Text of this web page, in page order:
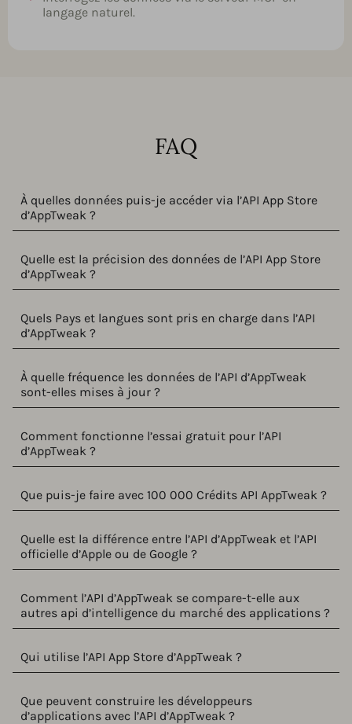
langage naturel.
FAQ
À quelles données puis-je accéder via l’API App Store
d’AppTweak ?
Quelle est la précision des données de l’API App Store
d’AppTweak ?
Quels Pays et langues sont pris en charge dans l’API
d’AppTweak ?
À quelle fréquence les données de l’API d’AppTweak
sont-elles mises à jour ?
Comment fonctionne l’essai gratuit pour l’API
d’AppTweak ?
Que puis-je faire avec 100 000 Crédits API AppTweak ?
Quelle est la différence entre l’API d’AppTweak et l’API
officielle d’Apple ou de Google ?
Comment l’API d’AppTweak se compare-t-elle aux
autres api d’intelligence du marché des applications ?
Qui utilise l’API App Store d’AppTweak ?
Que peuvent construire les développeurs
d’applications avec l’API d’AppTweak ?